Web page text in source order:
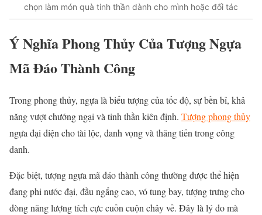
chọn làm món quà tinh thần dành cho mình hoặc đối tác
Ý Nghĩa Phong Thủy Của Tượng Ngựa
Mã Đáo Thành Công
Trong phong thủy, ngựa là biểu tượng của tốc độ, sự bền bỉ, khả
năng vượt chướng ngại và tinh thần kiên định. Tượng phong thủy
ngựa đại diện cho tài lộc, danh vọng và thăng tiến trong công
danh.
Đặc biệt, tượng ngựa mã đáo thành công thường được thể hiện
đang phi nước đại, đầu ngẩng cao, vó tung bay, tượng trưng cho
dòng năng lượng tích cực cuồn cuộn chảy về. Đây là lý do mà